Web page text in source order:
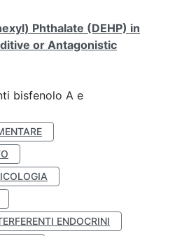
Phthalate (DEHP) in
or Antagonistic
bisfenolo A e
ENDOCRINI